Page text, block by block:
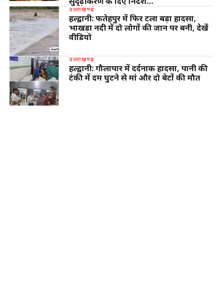
उत्तराखण्ड
हल्द्वानी: फतेहपुर में फिर टला बड़ा हादसा,
भाखड़ा नदी में दो लोगों की जान पर बनी, देखें
वीडियो
उत्तराखण्ड
हल्द्वानी: गौलापार में दर्दनाक हादसा, पानी की
टंकी में दम घुटने से मां और दो बेटों की मौत